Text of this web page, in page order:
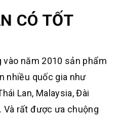
CÓ TỐT
năm 2010 sản phẩm
nhiều quốc gia như
Lan, Malaysia, Đài
Và rất được ưa chuộng